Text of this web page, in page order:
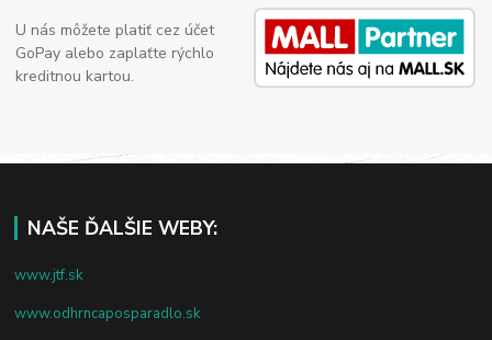
U nás môžete platiť cez účet
GoPay alebo zaplaťte rýchlo
kreditnou kartou.
NAŠE ĎALŠIE WEBY:
www.jtf.sk
www.odhrncaposparadlo.sk